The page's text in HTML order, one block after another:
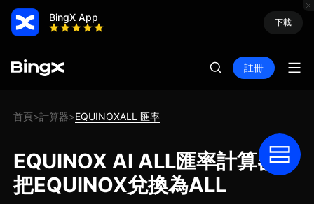
BingX App 下載
註冊
首頁>計算器>EQUINOXALL 匯率
EQUINOX AI ALL匯率計算器:
把EQUINOX兌換為ALL